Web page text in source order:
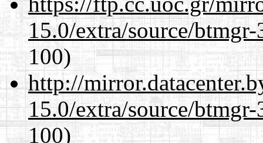
15.0/extra/source/
100)
http://
15.0/extra/source/
100)